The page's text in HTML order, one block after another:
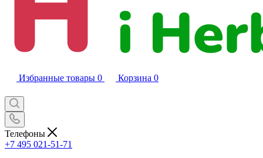
Избранные товары 0 Корзина 0
Телефоны
+7 495 021-51-71